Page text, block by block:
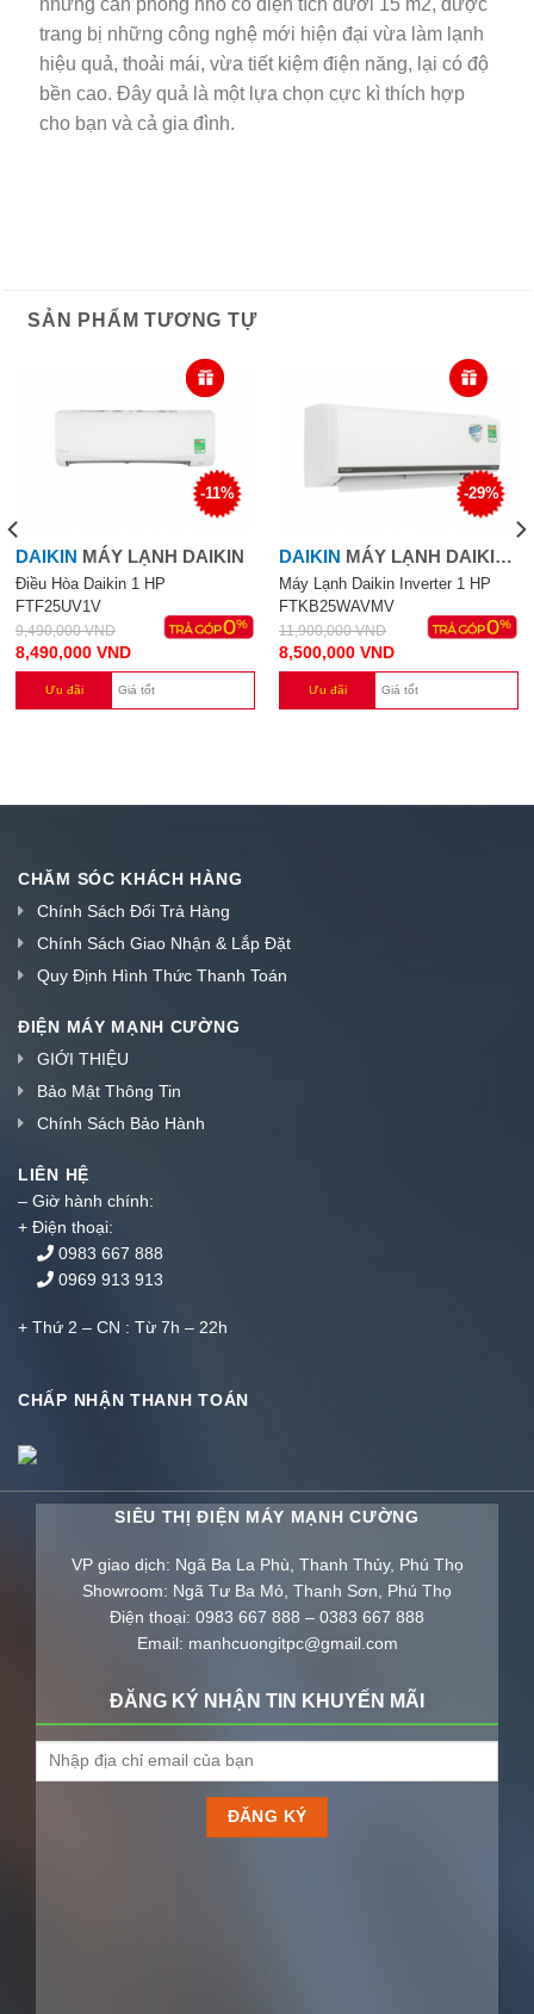
những căn phòng nhỏ có diện tích dưới 15 m2, được
trang bị những công nghệ mới hiện đại vừa làm lạnh
hiệu quả, thoải mái, vừa tiết kiệm điện năng, lại có độ
bền cao. Đây quả là một lựa chọn cực kì thích hợp
cho bạn và cả gia đình.
SẢN PHẨM TƯƠNG TỰ
-11%
DAIKIN MÁY LẠNH DAIKIN
Điều Hòa Daikin 1 HP
FTF25UV1V
9,490,000VND
8,490,000 VND
Ưu đãi Giá tốt
-29%
DAIKIN MÁY LẠNH DAIKIN
INVERTER 1 HP
FTKB25WAVMV
Máy Lạnh Daikin Inverter 1 HP
FTKB25WAVMV
11,900,000VND
8,500,000 VND
Ưu đãi Giá tốt
CHĂM SÓC KHÁCH HÀNG
Chính Sách Đổi Trả Hàng
Chính Sách Giao Nhận & Lắp Đặt
Quy Định Hình Thức Thanh Toán
ĐIỆN MÁY MẠNH CƯỜNG
GIỚI THIỆU
Bảo Mật Thông Tin
Chính Sách Bảo Hành
LIÊN HỆ
– Giờ hành chính:
+ Điện thoại:
0983 667 888
0969 913 913
+ Thứ 2 – CN : Từ 7h – 22h
CHẤP NHẬN THANH TOÁN
SIÊU THỊ ĐIỆN MÁY MẠNH CƯỜNG
VP giao dịch: Ngã Ba La Phù, Thanh Thủy, Phú Thọ
Showroom: Ngã Tư Ba Mỏ, Thanh Sơn, Phú Thọ
Điện thoại: 0983 667 888 – 0383 667 888
Email: manhcuongitpc@gmail.com
ĐĂNG KÝ NHẬN TIN KHUYẾN MÃI